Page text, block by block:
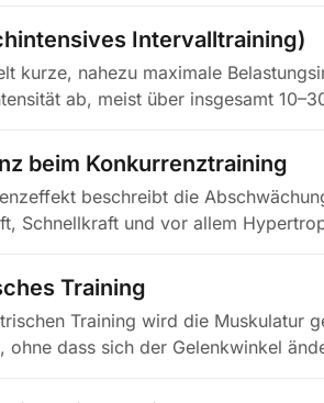
Intervalltraining)
kurze, nahezu maximale
ab, meist über insgesamt
beim Konkurrenztraining
beschreibt die
Schnellkraft und vor allem
Training
Training wird die Muskulatur
ohne dass sich der Gelenkwinkel